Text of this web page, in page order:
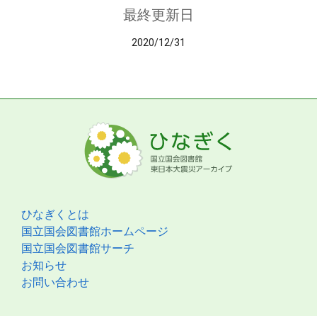
最終更新日
2020/12/31
ひなぎくとは
国立国会図書館ホームページ
国立国会図書館サーチ
お知らせ
お問い合わせ